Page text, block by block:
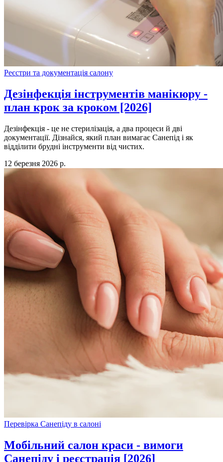
Реєстри та документація салону
Дезінфекція інструментів манікюру -
план крок за кроком [2026]
Дезінфекція - це не стерилізація, а два процеси й дві
документації. Дізнайся, який план вимагає Санепід і як
відділити брудні інструменти від чистих.
12 березня 2026 р.
Перевірка Санепіду в салоні
Мобільний салон краси - вимоги
Санепіду і реєстрація [2026]